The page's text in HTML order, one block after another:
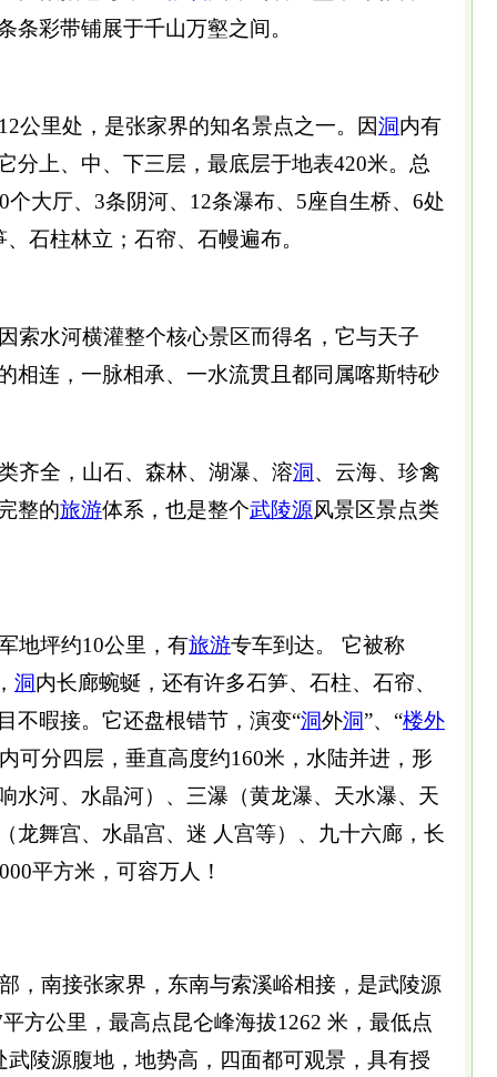
条彩带铺展于千山万壑之间。
公里处，是张家界的知名景点之一。因洞内有
分上、中、下三层，最底层于地表420米。总
个大厅、3条阴河、12条瀑布、5座自生桥、6处
、石柱林立；石帘、石幔遍布。
索水河横灌整个核心景区而得名，它与天子
相连，一脉相承、一水流贯且都同属喀斯特砂
齐全，山石、森林、湖瀑、溶洞 、云海、珍禽
整的旅游体系，也是整个武陵源风景区景点类
地坪约10公里，有旅游专车到达。 它被称
洞内长廊蜿蜒，还有许多石笋、石柱、石帘、
不暇接。它还盘根错节，演变“洞外洞”、“楼外
内可分四层，垂直高度约160米，水陆并进，形
水河、水晶河）、三瀑（黄龙瀑、天水瀑、天
龙舞宫、水晶宫、迷 人宫等）、九十六廊，长
平方米，可容万人！
，南接张家界，东南与索溪峪相接，是武陵源
方公里，最高点昆仑峰海拔1262 米，最低点
陵源腹地，地势高，四面都可观景，具有授